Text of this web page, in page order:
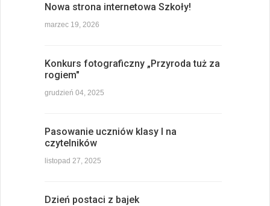
Nowa strona internetowa Szkoły!
marzec 19, 2026
Konkurs fotograficzny „Przyroda tuż za
rogiem"
grudzień 04, 2025
Pasowanie uczniów klasy I na
czytelników
listopad 27, 2025
Dzień postaci z bajek